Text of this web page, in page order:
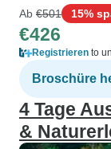
Ab €501 15%
€426
Registrieren to
Broschüre
4 Tage
&